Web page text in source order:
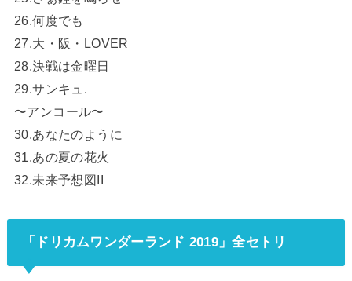
26.何度でも
27.大・阪・LOVER
28.決戦は金曜日
29.サンキュ.
〜アンコール〜
30.あなたのように
31.あの夏の花火
32.未来予想図II
「ドリカムワンダーランド 2019」全セトリ